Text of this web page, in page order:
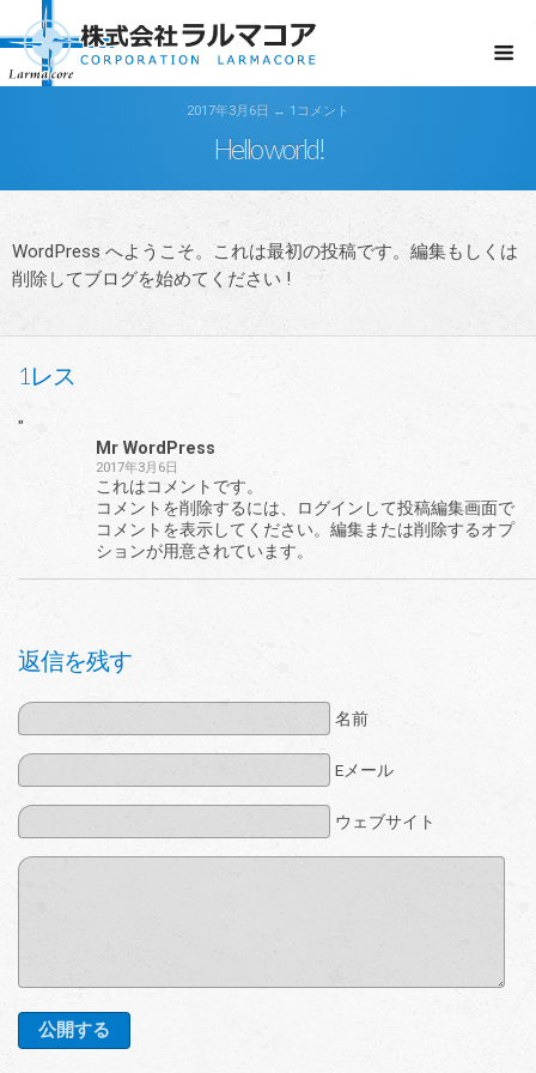
2017年3月6日 ↔ 1コメント
Hello world!
WordPress へようこそ。これは最初の投稿です。編集もしくは
削除してブログを始めてください !
1レス
"
Mr WordPress
2017年3月6日
これはコメントです。
コメントを削除するには、ログインして投稿編集画面で
コメントを表示してください。編集または削除するオプ
ションが用意されています。
返信を残す
名前
Eメール
ウェブサイト
公開する